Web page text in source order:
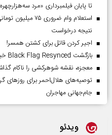
تا پایان فیلمبرداری «مرد
استعلام وام
نتیجه درخواست
اجیر کردن قاتل برای کشتن همسر!
بازگشت Black Flag Resynced خبری جذاب برای دوستداران بازی
معجزه، نقشه شوهرکشی را ناکام
توصیه‌های هلال‌احمر برای روز‌های
جام‌جهانی مهاجران
ویدئو